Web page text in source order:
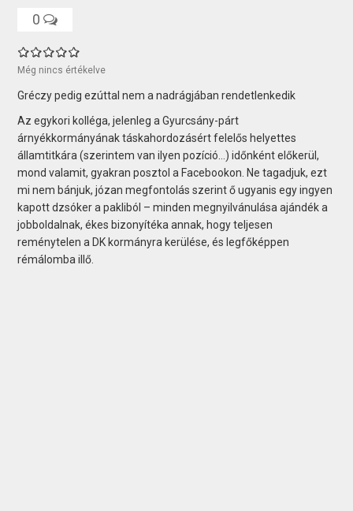
0
Még nincs értékelve
Gréczy pedig ezúttal nem a nadrágjában rendetlenkedik
Az egykori kolléga, jelenleg a Gyurcsány-párt
árnyékkormányának táskahordozásért felelős helyettes
államtitkára (szerintem van ilyen pozíció…) időnként előkerül,
mond valamit, gyakran posztol a Facebookon. Ne tagadjuk, ezt
mi nem bánjuk, józan megfontolás szerint ő ugyanis egy ingyen
kapott dzsóker a pakliból – minden megnyilvánulása ajándék a
jobboldalnak, ékes bizonyítéka annak, hogy teljesen
reménytelen a DK kormányra kerülése, és legfőképpen
rémálomba illő.